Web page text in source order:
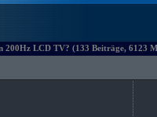
200Hz LCD TV? (133 Beiträge, 6123